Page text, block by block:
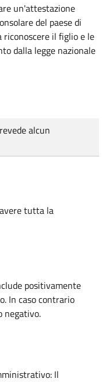
un'attestazione
del paese di
il figlio e le
dalla legge nazionale
alcun
tutta la
positivamente
In caso contrario
negativo.
Il